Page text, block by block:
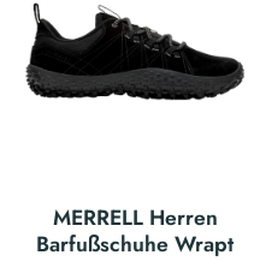
MERRELL Herren
Barfußschuhe Wrapt